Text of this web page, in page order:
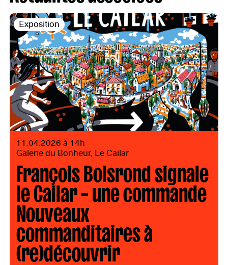
Exposition
11.04.2026 à 14h
Galerie du Bonheur, Le Cailar
François Boisrond signale
le Cailar – une commande
Nouveaux
commanditaires à
(re)découvrir